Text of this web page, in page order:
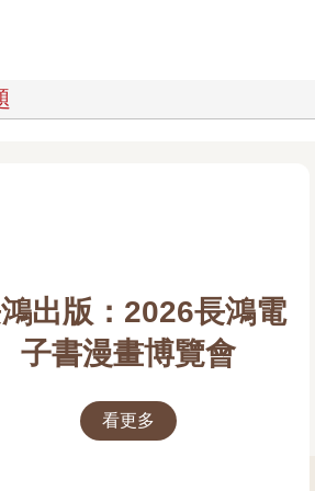
出版：2026長鴻電
子書漫畫博覽會
看更多